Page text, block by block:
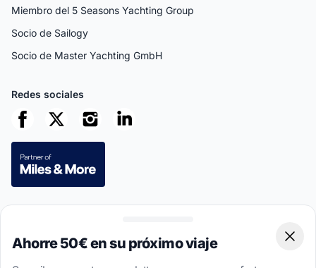
Miembro del 5 Seasons Yachting Group
Socio de Sailogy
Socio de Master Yachting GmbH
Redes sociales
Ahorre 50€ en su próximo viaje